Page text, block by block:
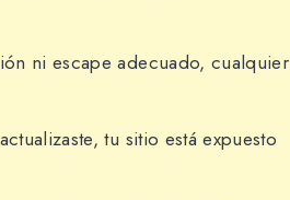
ni escape adecuado, cualquier
tu sitio está expuesto